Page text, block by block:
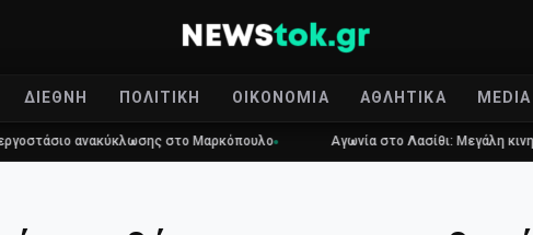
ΔΙΕΘΝΉ ΠΟΛΙΤΙΚΉ ΟΙΚΟΝΟΜΊΑ ΑΘΛΗΤΙΚΆ MEDIA
ανακύκλωσης στο Μαρκόπουλο Αγωνία στο Λασίθι: Μεγάλη